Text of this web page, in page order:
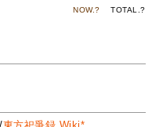
NOW.? TOTAL.?